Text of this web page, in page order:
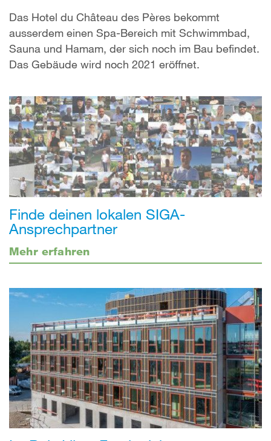
Das Hotel du Château des Pères bekommt
ausserdem einen Spa-Bereich mit Schwimmbad,
Sauna und Hamam, der sich noch im Bau befindet.
Das Gebäude wird noch 2021 eröffnet.
Finde deinen lokalen SIGA-
Ansprechpartner
Mehr erfahren